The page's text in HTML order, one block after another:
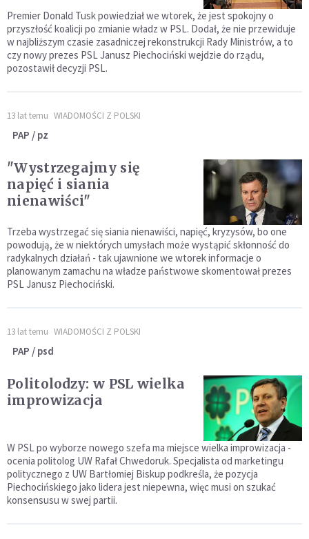
Premier Donald Tusk powiedział we wtorek, że jest spokojny o
przyszłość koalicji po zmianie władz w PSL. Dodał, że nie przewiduje
w najbliższym czasie zasadniczej rekonstrukcji Rady Ministrów, a to
czy nowy prezes PSL Janusz Piechociński wejdzie do rządu,
pozostawił decyzji PSL.
13 lat temu WIADOMOŚCI Z POLSKI
PAP / pz
"Wystrzegajmy się
napięć i siania
nienawiści"
Trzeba wystrzegać się siania nienawiści, napięć, kryzysów, bo one
powodują, że w niektórych umysłach może wystąpić skłonność do
radykalnych działań - tak ujawnione we wtorek informacje o
planowanym zamachu na władze państwowe skomentował prezes
PSL Janusz Piechociński.
13 lat temu WIADOMOŚCI Z POLSKI
PAP / psd
Politolodzy: w PSL wielka
improwizacja
W PSL po wyborze nowego szefa ma miejsce wielka improwizacja -
ocenia politolog UW Rafał Chwedoruk. Specjalista od marketingu
politycznego z UW Bartłomiej Biskup podkreśla, że pozycja
Piechocińskiego jako lidera jest niepewna, więc musi on szukać
konsensusu w swej partii.